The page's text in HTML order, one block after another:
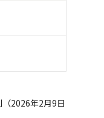
2026年2月9日